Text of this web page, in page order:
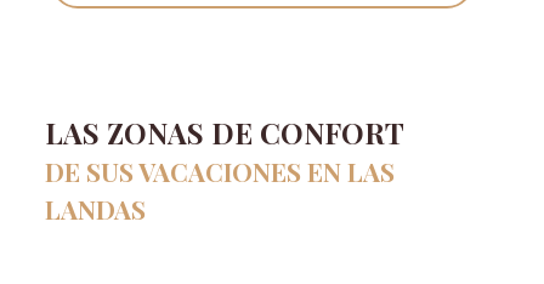
LAS ZONAS DE CONFORT
DE SUS VACACIONES EN LAS
LANDAS